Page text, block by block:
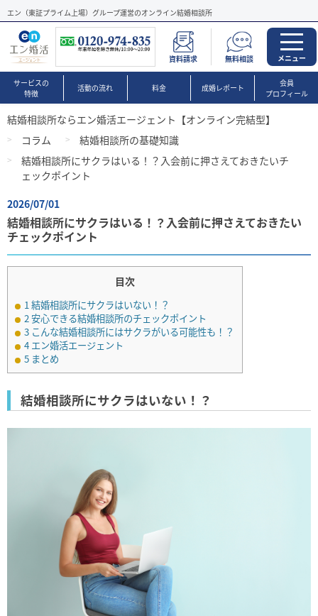
エン（東証プライム上場）グループ運営のオンライン結婚相談所
資料請求 無料相談 メニュー
サービスの
特徴
活動の流れ 料金 成婚レポート
会員
プロフィール
結婚相談所ならエン婚活エージェント【オンライン完結型】
コラム
結婚相談所の基礎知識
結婚相談所にサクラはいる！？入会前に押さえておきたいチ
ェックポイント
2026/07/01
結婚相談所にサクラはいる！？入会前に押さえておきたい
チェックポイント
目次
1結婚相談所にサクラはいない！？
2安心できる結婚相談所のチェックポイント
3 こんな結婚相談所にはサクラがいる可能性も！？
4 エン婚活エージェント
5 まとめ
結婚相談所にサクラはいない！？